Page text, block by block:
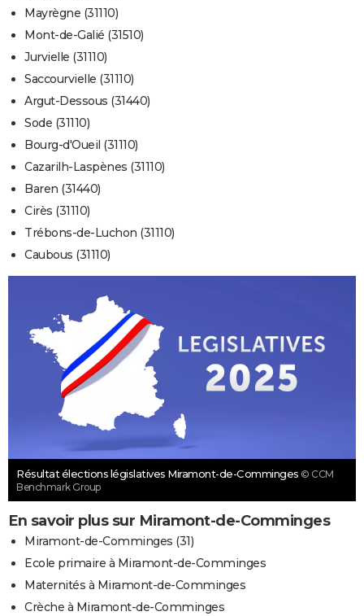
Mayrègne (31110)
Mont-de-Galié (31510)
Jurvielle (31110)
Saccourvielle (31110)
Argut-Dessous (31440)
Sode (31110)
Bourg-d'Oueil (31110)
Cazarilh-Laspènes (31110)
Baren (31440)
Cirès (31110)
Trébons-de-Luchon (31110)
Caubous (31110)
Résultat élections législatives Miramont-de-Comminges © CCM
Benchmark Group
En savoir plus sur Miramont-de-Comminges
Miramont-de-Comminges (31)
Ecole primaire à Miramont-de-Comminges
Maternités à Miramont-de-Comminges
Crèche à Miramont-de-Comminges